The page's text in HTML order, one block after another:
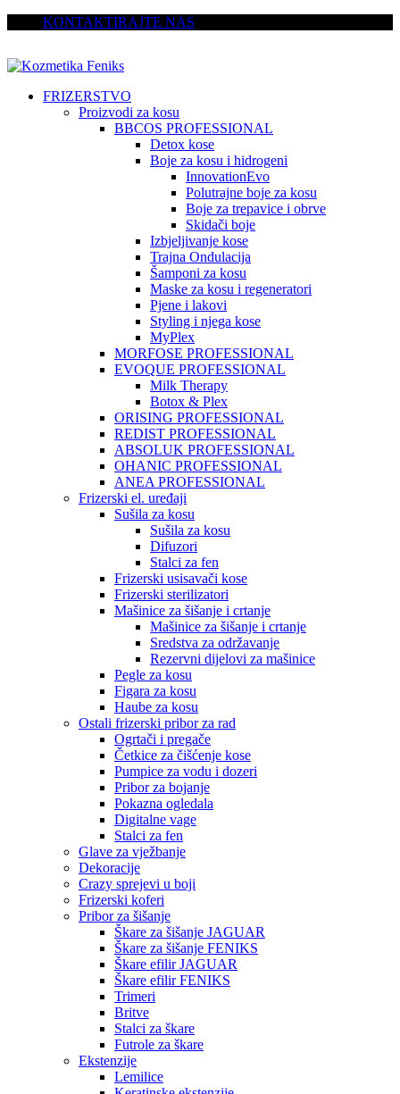
KONTAKTIRAJTE NAS
FRIZERSTVO
Proizvodi za kosu
BBCOS PROFESSIONAL
Detox kose
Boje za kosu i hidrogeni
InnovationEvo
Polutrajne boje za kosu
Boje za trepavice i obrve
Skidači boje
Izbjeljivanje kose
Trajna Ondulacija
Šamponi za kosu
Maske za kosu i regeneratori
Pjene i lakovi
Styling i njega kose
MyPlex
MORFOSE PROFESSIONAL
EVOQUE PROFESSIONAL
Milk Therapy
Botox & Plex
ORISING PROFESSIONAL
REDIST PROFESSIONAL
ABSOLUK PROFESSIONAL
OHANIC PROFESSIONAL
ANEA PROFESSIONAL
Frizerski el. uređaji
Sušila za kosu
Sušila za kosu
Difuzori
Stalci za fen
Frizerski usisavači kose
Frizerski sterilizatori
Mašinice za šišanje i crtanje
Mašinice za šišanje i crtanje
Sredstva za održavanje
Rezervni dijelovi za mašinice
Pegle za kosu
Figara za kosu
Haube za kosu
Ostali frizerski pribor za rad
Ogrtači i pregače
Četkice za čišćenje kose
Pumpice za vodu i dozeri
Pribor za bojanje
Pokazna ogledala
Digitalne vage
Stalci za fen
Glave za vježbanje
Dekoracije
Crazy sprejevi u boji
Frizerski koferi
Pribor za šišanje
Škare za šišanje JAGUAR
Škare za šišanje FENIKS
Škare efilir JAGUAR
Škare efilir FENIKS
Trimeri
Britve
Stalci za škare
Futrole za škare
Ekstenzije
Lemilice